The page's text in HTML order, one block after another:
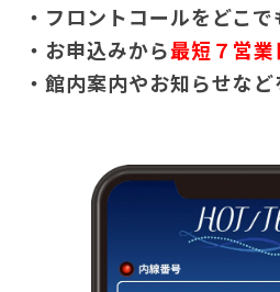
・フロントコールをどこ
・お申込みから最短７営
・館内案内やお知らせな